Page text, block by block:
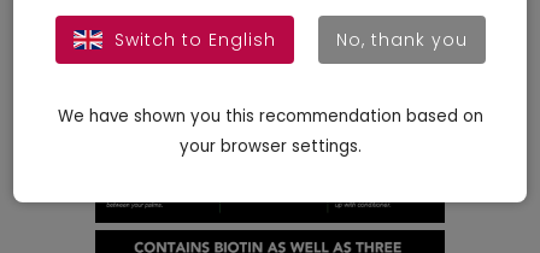
Switch to English No, thank you
We have shown you this recommendation based on
your browser settings.